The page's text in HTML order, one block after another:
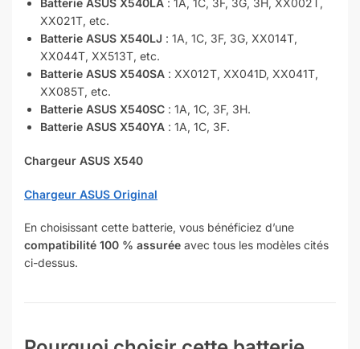
Batterie ASUS X540LA : 1A, 1C, 3F, 3G, 3H, XX002T,
XX021T, etc.
Batterie ASUS X540LJ : 1A, 1C, 3F, 3G, XX014T,
XX044T, XX513T, etc.
Batterie ASUS X540SA : XX012T, XX041D, XX041T,
XX085T, etc.
Batterie ASUS X540SC : 1A, 1C, 3F, 3H.
Batterie ASUS X540YA : 1A, 1C, 3F.
Chargeur ASUS X540
Chargeur ASUS Original
En choisissant cette batterie, vous bénéficiez d’une
compatibilité 100 % assurée avec tous les modèles cités
ci-dessus.